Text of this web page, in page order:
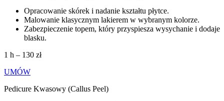
Opracowanie skórek i nadanie kształtu płytce.
Malowanie klasycznym lakierem w wybranym kolorze.
Zabezpieczenie topem, który przyspiesza wysychanie i dodaje
blasku.
1 h – 130 zł
UMÓW
Pedicure Kwasowy (Callus Peel)